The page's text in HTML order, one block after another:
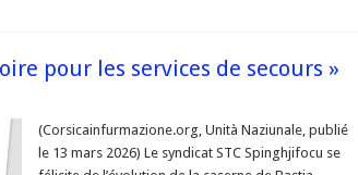
pour les services de secours »
(Corsicainfurmazione.org, Unità Naziunale, publié
le 13 mars 2026) Le syndicat STC Spinghjifocu se